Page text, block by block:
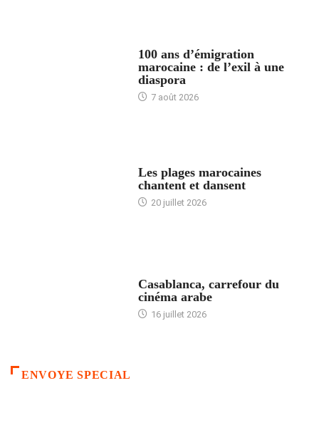
100 ans d’émigration
marocaine : de l’exil à une
diaspora
7 août 2026
Les plages marocaines
chantent et dansent
20 juillet 2026
Casablanca, carrefour du
cinéma arabe
16 juillet 2026
ENVOYE SPECIAL